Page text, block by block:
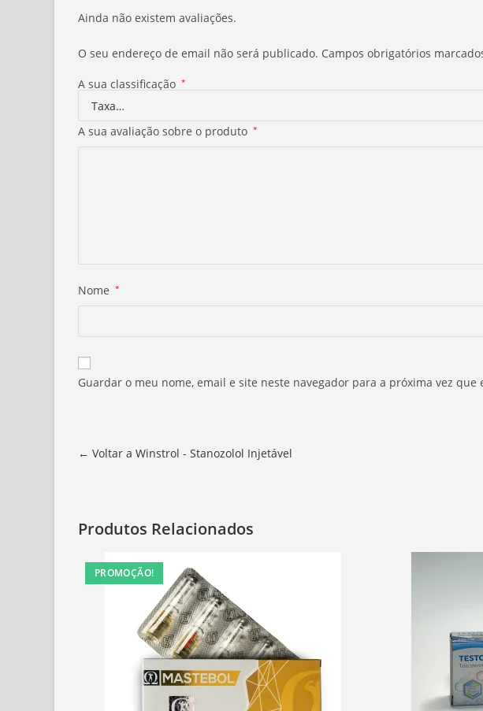
Ainda não existem avaliações.
O seu endereço de email não será publicado. Campos obrigatórios
A sua classificação *
A sua avaliação sobre o produto *
Nome *
Guardar o meu nome, email e site neste navegador para a próxima vez que
← Voltar a Winstrol - Stanozolol Injetável
Produtos Relacionados
PROMOÇÃO!